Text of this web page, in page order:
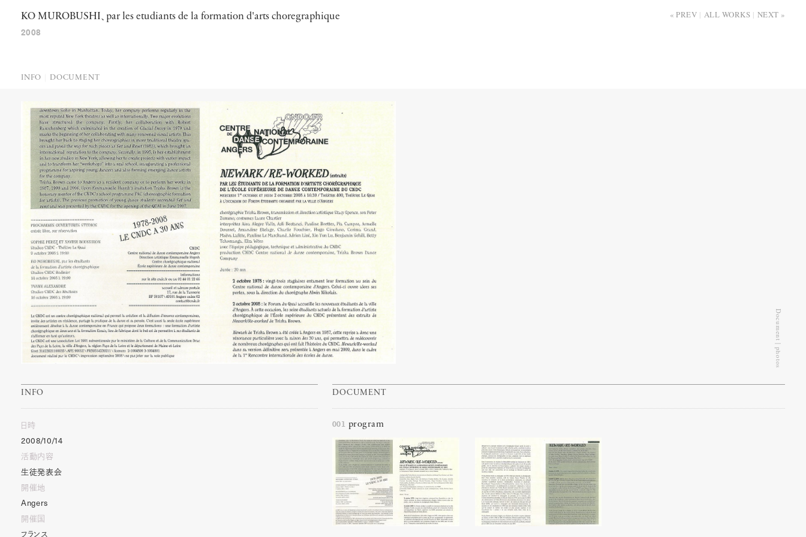
PREV ALL WORKS NEXT
KO MUROBUSHI、 par les etudiants de la formation d'arts choregraphique
2008
INFO DOCUMENT
Document | photos
INFO
日時
2008/10/14
活動内容
生徒発表会
開催地
Angers
開催国
フランス
DOCUMENT
001 program